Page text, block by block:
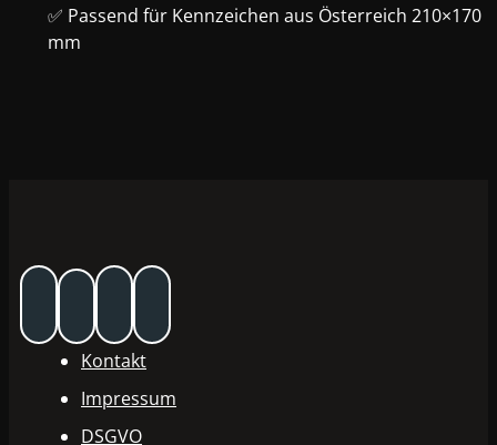
✅ Passend für Kennzeichen aus Österreich 210×170
mm
Kontakt
Impressum
DSGVO